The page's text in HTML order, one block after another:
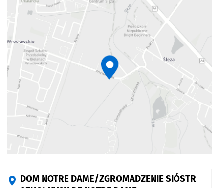
DOM NOTRE DAME/ZGROMADZENIE SIÓSTR